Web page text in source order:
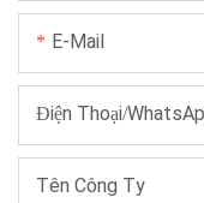
E-Mail
Điện Thoại/
Tên Công Ty